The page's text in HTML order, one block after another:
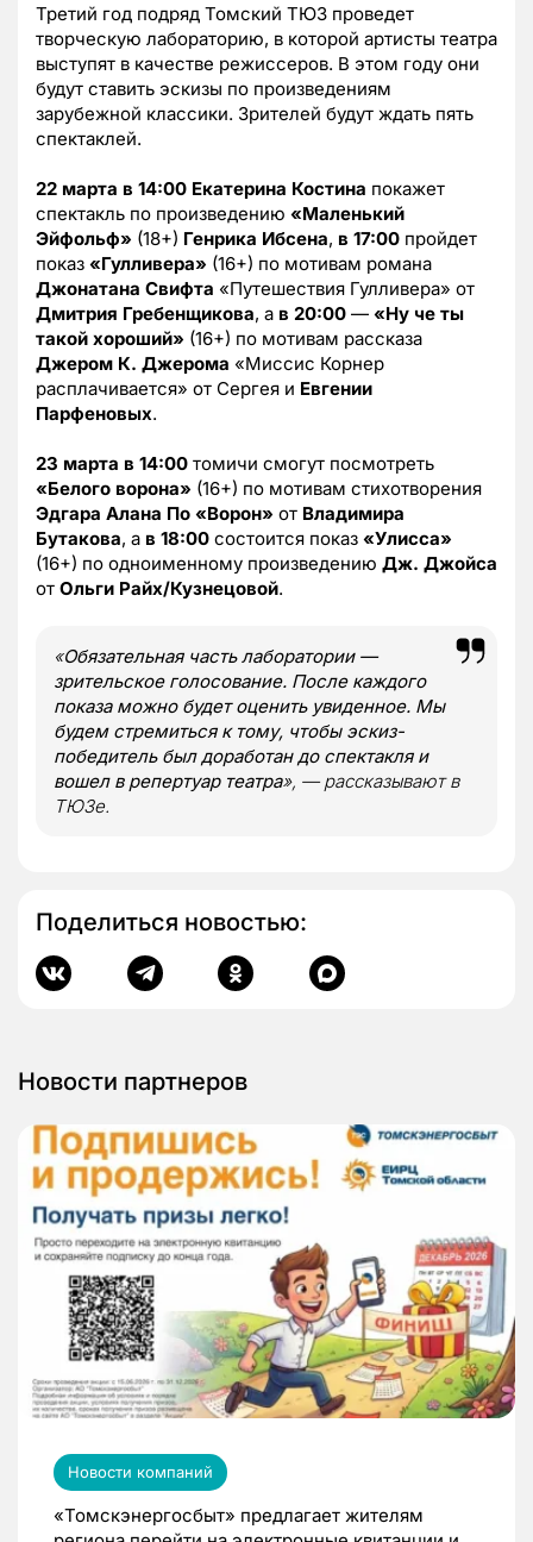
Третий год подряд Томский ТЮЗ проведет
творческую лабораторию, в которой артисты театра
выступят в качестве режиссеров. В этом году они
будут ставить эскизы по произведениям
зарубежной классики. Зрителей будут ждать пять
спектаклей.
22 марта в 14:00 Екатерина Костина покажет
спектакль по произведению «Маленький
Эйфольф» (18+) Генрика Ибсена, в 17:00 пройдет
показ «Гулливера» (16+) по мотивам романа
Джонатана Свифта «Путешествия Гулливера» от
Дмитрия Гребенщикова, а в 20:00 — «Ну че ты
такой хороший» (16+) по мотивам рассказа
Джером К. Джерома «Миссис Корнер
расплачивается» от Сергея и Евгении
Парфеновых.
23 марта в 14:00 томичи смогут посмотреть
«Белого ворона» (16+) по мотивам стихотворения
Эдгара Алана По «Ворон» от Владимира
Бутакова, а в 18:00 состоится показ «Улисса»
(16+) по одноименному произведению Дж. Джойса
от Ольги Райх/Кузнецовой.
«Обязательная часть лаборатории —
зрительское голосование. После каждого
показа можно будет оценить увиденное. Мы
будем стремиться к тому, чтобы эскиз-
победитель был доработан до спектакля и
вошел в репертуар театра», — рассказывают в
ТЮЗе.
Поделиться новостью:
Новости партнеров
Новости компаний
«Томскэнергосбыт» предлагает жителям